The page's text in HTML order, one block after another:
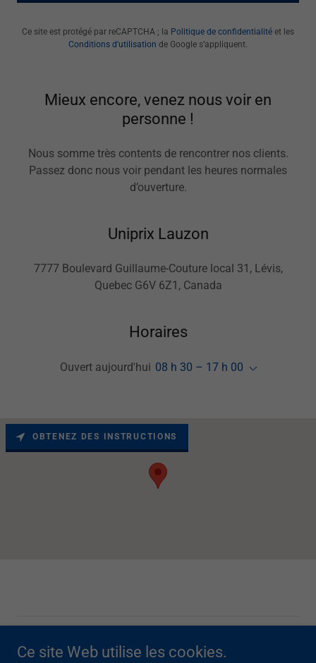
Ce site est protégé par reCAPTCHA ; la Politique de confidentialité et les
Conditions d'utilisation de Google s’appliquent.
Mieux encore, venez nous voir en
personne !
Nous somme très contents de rencontrer nos clients.
Passez donc nous voir pendant les heures normales
d’ouverture.
Uniprix Lauzon
7777 Boulevard Guillaume-Couture local 31, Lévis,
Quebec G6V 6Z1, Canada
Horaires
Ouvert aujourd'hui 08 h 30 – 17 h 00
OBTENEZ DES INSTRUCTIONS
Ce site Web utilise les cookies.